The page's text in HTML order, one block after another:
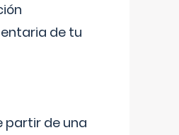
de tu
partir de una